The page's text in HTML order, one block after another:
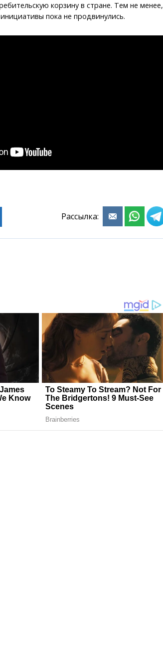
корзину в стране. Тем не менее,
пока не продвинулись.
Рассылка: